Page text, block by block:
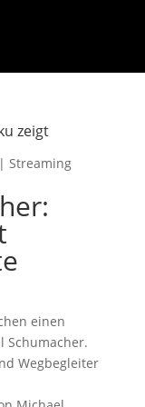
zeigt
| Streaming
einen
Schumacher.
Wegbegleiter